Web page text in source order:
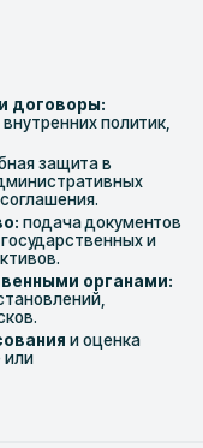
договоры:
политик,
защита в
подача документов
и
органами:
и оценка
или